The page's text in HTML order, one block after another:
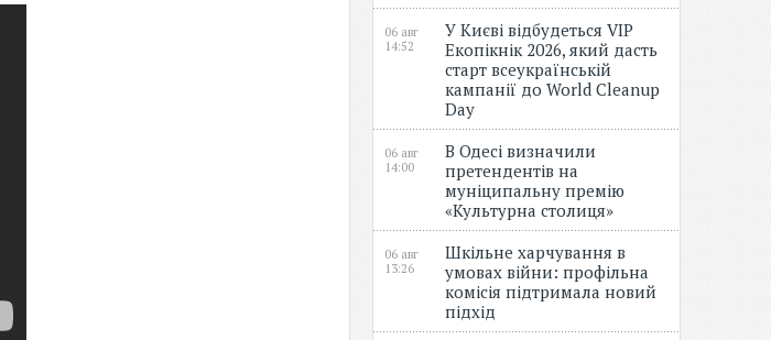
06 авг
14:52
У Києві відбудеться VIP
Екопікнік 2026, який дасть
старт всеукраїнській
кампанії до World Cleanup
Day
06 авг
14:00
В Одесі визначили
претендентів на
муніципальну премію
«Культурна столиця»
06 авг
13:26
Шкільне харчування в
умовах війни: профільна
комісія підтримала новий
підхід